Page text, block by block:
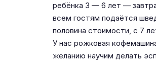
ребёнка 3 — 6 лет —
всем гостям подаётся
половина стоимости, с 7
У нас рожковая
желанию научим делать